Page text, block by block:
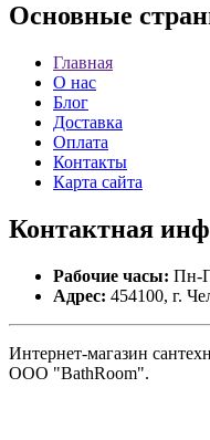
Основные
Главная
О нас
Блог
Доставка
Оплата
Контакты
Карта сайта
Контактная
Рабочие часы: Пн-
Адрес: 454100, г.
Интернет-магазин
ООО "BathRoom".